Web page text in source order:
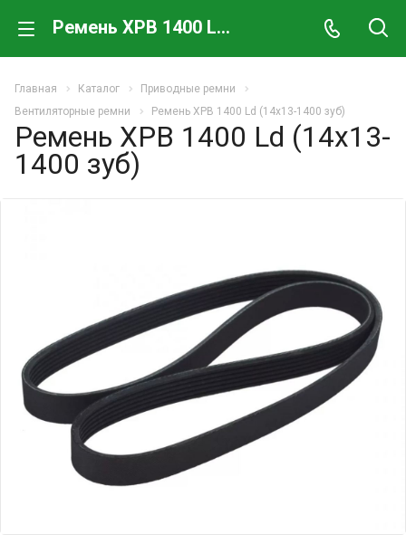
Ремень XPB 1400 Ld (14х13-1400 зуб)
Главная Каталог
Приводные ремни
Вентиляторные ремни
Ремень XPB 1400 Ld (14х13-1400 зуб)
Ремень XPB 1400 Ld (14х13-
1400 зуб)